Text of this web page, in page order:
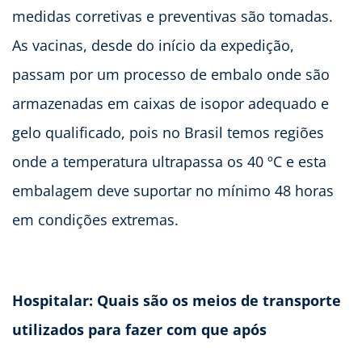
medidas corretivas e preventivas são tomadas.
As vacinas, desde do início da expedição,
passam por um processo de embalo onde são
armazenadas em caixas de isopor adequado e
gelo qualificado, pois no Brasil temos regiões
onde a temperatura ultrapassa os 40 ºC e esta
embalagem deve suportar no mínimo 48 horas
em condições extremas.
Hospitalar: Quais são os meios de transporte
utilizados para fazer com que após